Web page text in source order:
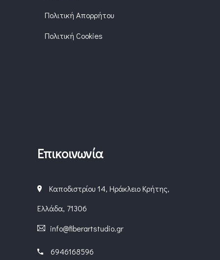
Πολιτική Απορρήτου
Πολιτική Cookies
Επικοινωνία
Καποδιστρίου 14, Ηράκλειο Κρήτης,
Ελλάδα, 71306
info@fiberartstudio.gr
6946168596